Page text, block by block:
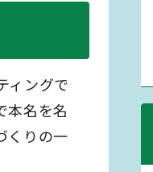
ィングで
本名を名
くりの一